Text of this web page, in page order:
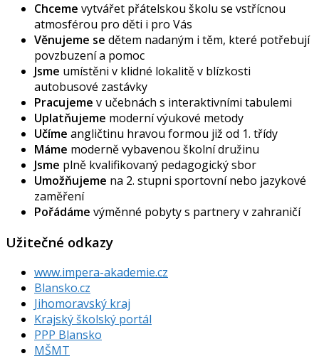
Chceme vytvářet přátelskou školu se vstřícnou
atmosférou pro děti i pro Vás
Věnujeme se dětem nadaným i těm, které potřebují
povzbuzení a pomoc
Jsme umístěni v klidné lokalitě v blízkosti
autobusové zastávky
Pracujeme v učebnách s interaktivními tabulemi
Uplatňujeme moderní výukové metody
Učíme angličtinu hravou formou již od 1. třídy
Máme moderně vybavenou školní družinu
Jsme plně kvalifikovaný pedagogický sbor
Umožňujeme na 2. stupni sportovní nebo jazykové
zaměření
Pořádáme výměnné pobyty s partnery v zahraničí
Užitečné odkazy
www.impera-akademie.cz
Blansko.cz
Jihomoravský kraj
Krajský školský portál
PPP Blansko
MŠMT